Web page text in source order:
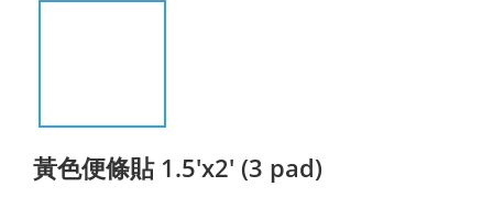
黃色便條貼 1.5'x2' (3 pad)